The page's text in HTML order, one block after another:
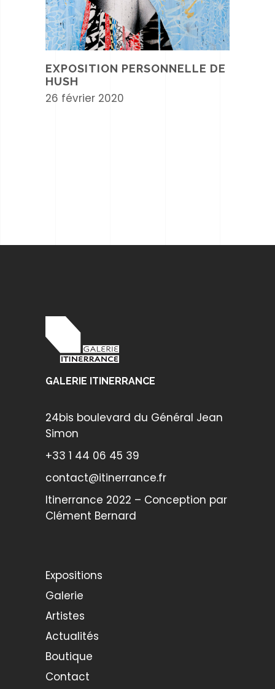
EXPOSITION PERSONNELLE DE
HUSH
26 février 2020
GALERIE ITINERRANCE
24bis boulevard du Général Jean
Simon
+33 1 44 06 45 39
contact@itinerrance.fr
Itinerrance 2022 – Conception par
Clément Bernard
Expositions
Galerie
Artistes
Actualités
Boutique
Contact